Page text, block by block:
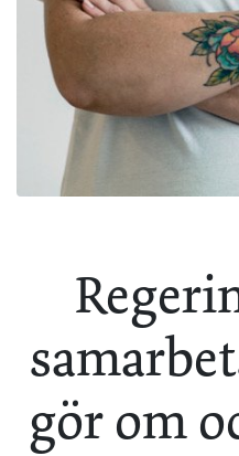
gör om